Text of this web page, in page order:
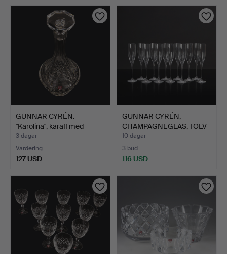
GUNNAR CYRÉN.
"Karolina", karaff med
propp…
3 dagar
Värdering
127 USD
GUNNAR CYRÉN,
CHAMPAGNEGLAS, TOLV
ST. "Opt…
10 dagar
3 bud
116 USD